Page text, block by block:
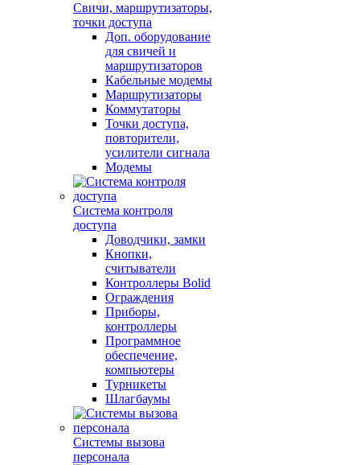
Свичи, маршрутизаторы,
точки доступа
Доп. оборудование
для свичей и
маршрутизаторов
Кабельные модемы
Маршрутизаторы
Коммутаторы
Точки доступа,
повторители,
усилители сигнала
Модемы
Система контроля
доступа
Доводчики, замки
Кнопки,
считыватели
Контроллеры Bolid
Ограждения
Приборы,
контроллеры
Программное
обеспечение,
компьютеры
Турникеты
Шлагбаумы
Системы вызова
персонала